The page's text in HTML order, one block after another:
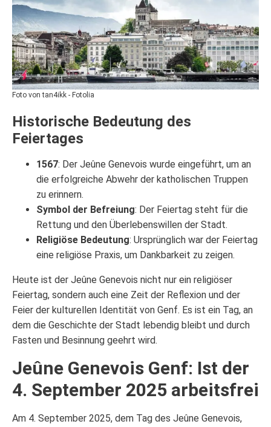
Foto von tan4ikk - Fotolia
Historische Bedeutung des
Feiertages
1567: Der Jeûne Genevois wurde eingeführt, um an
die erfolgreiche Abwehr der katholischen Truppen
zu erinnern.
Symbol der Befreiung: Der Feiertag steht für die
Rettung und den Überlebenswillen der Stadt.
Religiöse Bedeutung: Ursprünglich war der Feiertag
eine religiöse Praxis, um Dankbarkeit zu zeigen.
Heute ist der Jeûne Genevois nicht nur ein religiöser
Feiertag, sondern auch eine Zeit der Reflexion und der
Feier der kulturellen Identität von Genf. Es ist ein Tag, an
dem die Geschichte der Stadt lebendig bleibt und durch
Fasten und Besinnung geehrt wird.
Jeûne Genevois Genf: Ist der
4. September 2025 arbeitsfrei
Am 4. September 2025, dem Tag des Jeûne Genevois,